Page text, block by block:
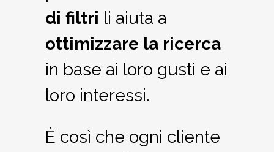
di filtri li aiuta a
ottimizzare la ricerca
in base ai loro gusti e ai
loro interessi.
È così che ogni cliente